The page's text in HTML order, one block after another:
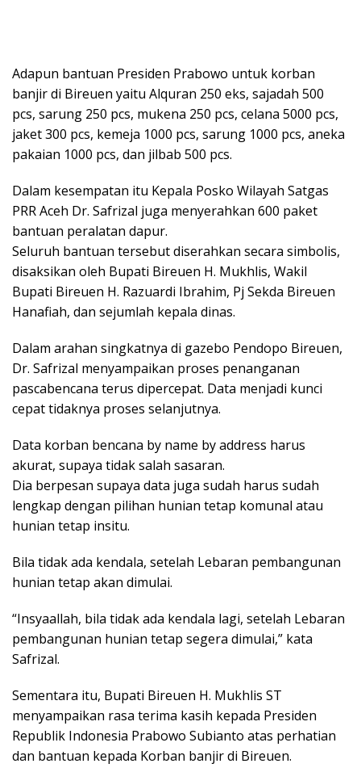
Adapun bantuan Presiden Prabowo untuk korban
banjir di Bireuen yaitu Alquran 250 eks, sajadah 500
pcs, sarung 250 pcs, mukena 250 pcs, celana 5000 pcs,
jaket 300 pcs, kemeja 1000 pcs, sarung 1000 pcs, aneka
pakaian 1000 pcs, dan jilbab 500 pcs.
Dalam kesempatan itu Kepala Posko Wilayah Satgas
PRR Aceh Dr. Safrizal juga menyerahkan 600 paket
bantuan peralatan dapur.
Seluruh bantuan tersebut diserahkan secara simbolis,
disaksikan oleh Bupati Bireuen H. Mukhlis, Wakil
Bupati Bireuen H. Razuardi Ibrahim, Pj Sekda Bireuen
Hanafiah, dan sejumlah kepala dinas.
Dalam arahan singkatnya di gazebo Pendopo Bireuen,
Dr. Safrizal menyampaikan proses penanganan
pascabencana terus dipercepat. Data menjadi kunci
cepat tidaknya proses selanjutnya.
Data korban bencana by name by address harus
akurat, supaya tidak salah sasaran.
Dia berpesan supaya data juga sudah harus sudah
lengkap dengan pilihan hunian tetap komunal atau
hunian tetap insitu.
Bila tidak ada kendala, setelah Lebaran pembangunan
hunian tetap akan dimulai.
“Insyaallah, bila tidak ada kendala lagi, setelah Lebaran
pembangunan hunian tetap segera dimulai,” kata
Safrizal.
Sementara itu, Bupati Bireuen H. Mukhlis ST
menyampaikan rasa terima kasih kepada Presiden
Republik Indonesia Prabowo Subianto atas perhatian
dan bantuan kepada Korban banjir di Bireuen.